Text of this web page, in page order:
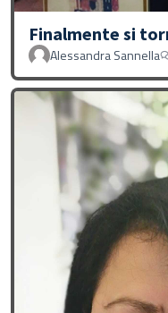
Finalmente si
Alessandra Sannella